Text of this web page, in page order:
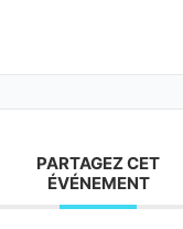
PARTAGEZ CET
ÉVÉNEMENT